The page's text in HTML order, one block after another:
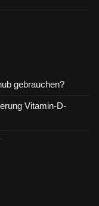
gebrauchen?
Vitamin-D-